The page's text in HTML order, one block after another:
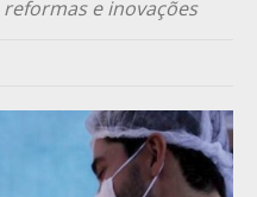
e inovações